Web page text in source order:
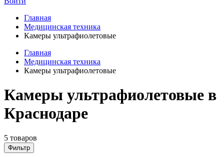
Главная
Медицинская техника
Камеры ультрафиолетовые
Главная
Медицинская техника
Камеры ультрафиолетовые
Камеры ультрафиолетовые в
Краснодаре
5 товаров
Фильтр